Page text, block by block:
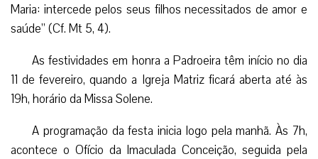
Maria: intercede pelos seus filhos necessitados de amor e
saúde” (Cf. Mt 5, 4).
As festividades em honra a Padroeira têm início no dia
11 de fevereiro, quando a Igreja Matriz ficará aberta até às
19h, horário da Missa Solene.
A programação da festa inicia logo pela manhã. Às 7h,
acontece o Ofício da Imaculada Conceição, seguida pela